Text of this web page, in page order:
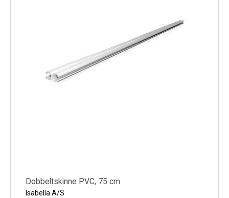
Dobbeltskinne PVC, 75 cm
Isabella A/S